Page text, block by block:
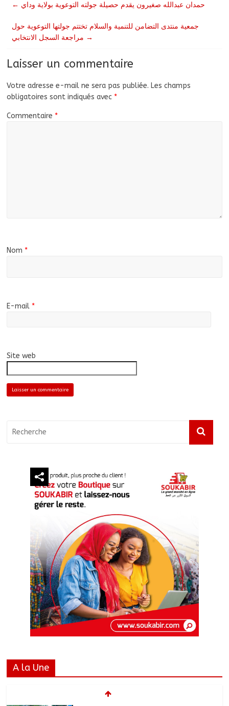
← حمدان عبدالله صغيرون يقدم حصيلة جولته التوعوية بولاية وداي
جمعية منتدى التضامن للتنمية والسلام تختتم جولتها التوعوية حول
→
Laisser un commentaire
Votre adresse e-mail ne sera pas publiée. Les champs
obligatoires sont indiqués avec *
Commentaire *
Nom *
E-mail *
Site web
A la Une